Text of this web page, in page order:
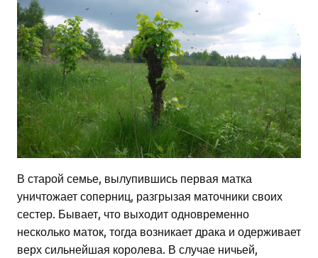
В старой семье, вылупившись первая матка
уничтожает соперниц, разгрызая маточники своих
сестер. Бывает, что выходит одновременно
несколько маток, тогда возникает драка и одерживает
верх сильнейшая королева. В случае ничьей,